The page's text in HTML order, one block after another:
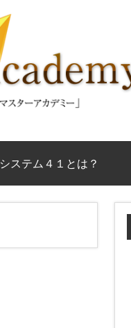
システム４１とは？